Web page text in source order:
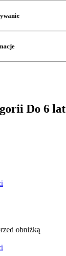
Do 6 lat
obniżką